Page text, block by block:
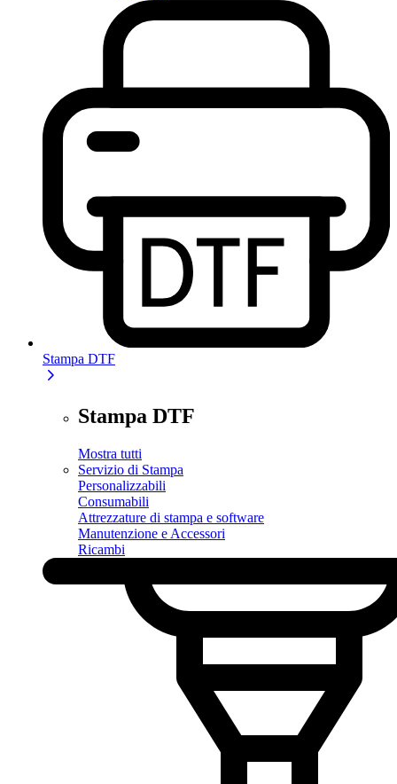
Stampa DTF
Stampa DTF
Mostra tutti
Servizio di Stampa
Personalizzabili
Consumabili
Attrezzature di stampa e software
Manutenzione e Accessori
Ricambi